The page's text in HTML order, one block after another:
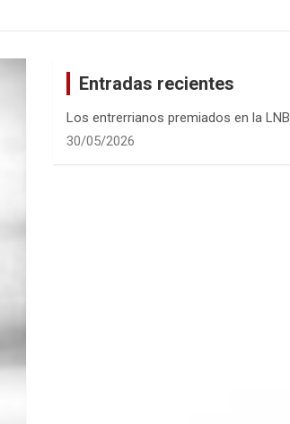
Entradas recientes
Los entrerrianos premiados en la LNB
30/05/2026